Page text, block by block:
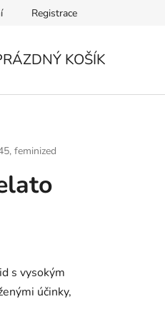
Registrace
KOŠÍK
feminized
s vysokým
účinky,